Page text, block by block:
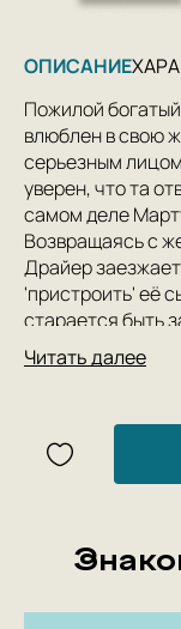
ОПИСАНИЕ
Пожилой
влюблен в свою
серьезным
уверен, что та
самом деле
Возвращаясь с
Драйер
'пристроить' её
старается быть
В то же время
немедленно
целей. Следуя
любовного
Читать далее